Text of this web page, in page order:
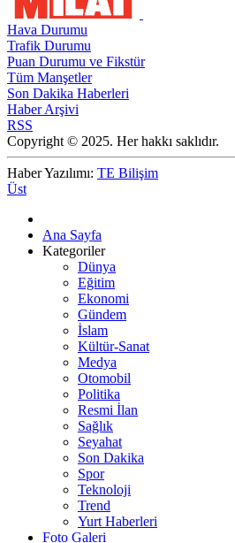
Hava Durumu
Trafik Durumu
Puan Durumu ve Fikstür
Tüm Manşetler
Son Dakika Haberleri
Haber Arşivi
RSS
Copyright © 2025. Her hakkı saklıdır.
Haber Yazılımı: TE Bilişim
Üst
Ana Sayfa
Kategoriler
Dünya
Eğitim
Ekonomi
Gündem
İslam
Kültür-Sanat
Medya
Otomobil
Politika
Resmi İlan
Sağlık
Seyahat
Son Dakika
Spor
Teknoloji
Trend
Yurt Haberleri
Foto Galeri